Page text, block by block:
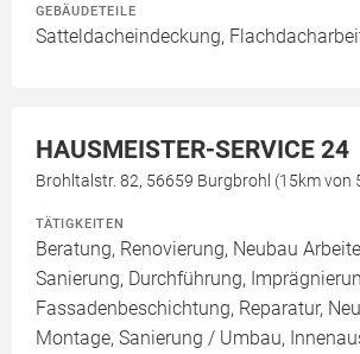
GEBÄUDETEILE
Satteldacheindeckung,
HAUSMEISTER-SERVICE 24
Brohltalstr. 82, 56659 Burgbrohl (15km von
TÄTIGKEITEN
Beratung, Renovierung, Neubau
Sanierung, Durchführung,
Fassadenbeschichtung, Reparatur,
Montage, Sanierung / Umbau,